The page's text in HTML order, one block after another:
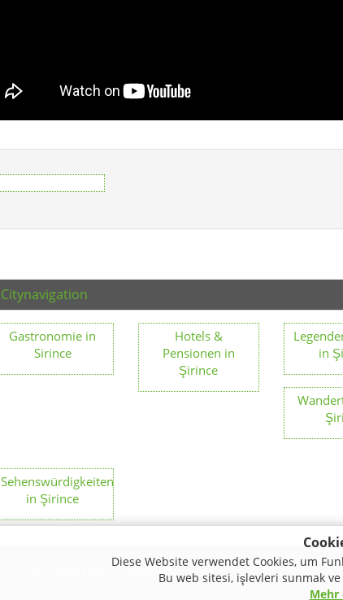
Diese Website verwendet Cookies, um
Bu web sitesi, işlevleri sunmak
Mehr
Citynavigation
Gastronomie in
Sirince
Hotels &
Pensionen in
Şirince
in
Sehenswürdigkeiten
in Şirince
Impressum Sitemap